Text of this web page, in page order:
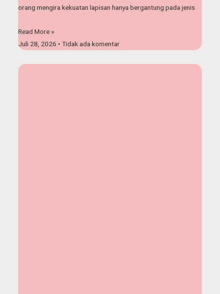
orang mengira kekuatan lapisan hanya bergantung pada jenis
Read More »
Juli 28, 2026
Tidak ada komentar